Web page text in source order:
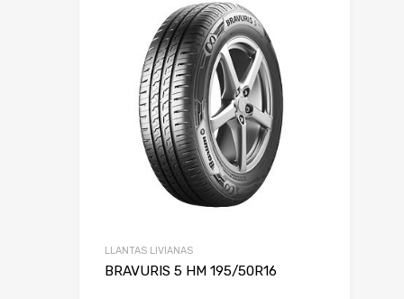
LLANTAS LIVIANAS
BRAVURIS 5 HM 195/50R16